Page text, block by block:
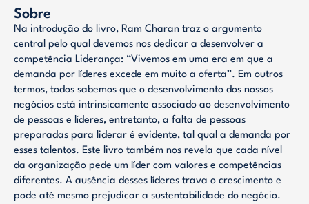
Sobre
Na introdução do livro, Ram Charan traz o argumento
central pelo qual devemos nos dedicar a desenvolver a
competência Liderança: “Vivemos em uma era em que a
demanda por líderes excede em muito a oferta”. Em outros
termos, todos sabemos que o desenvolvimento dos nossos
negócios está intrinsicamente associado ao desenvolvimento
de pessoas e líderes, entretanto, a falta de pessoas
preparadas para liderar é evidente, tal qual a demanda por
esses talentos. Este livro também nos revela que cada nível
da organização pede um líder com valores e competências
diferentes. A ausência desses líderes trava o crescimento e
pode até mesmo prejudicar a sustentabilidade do negócio.